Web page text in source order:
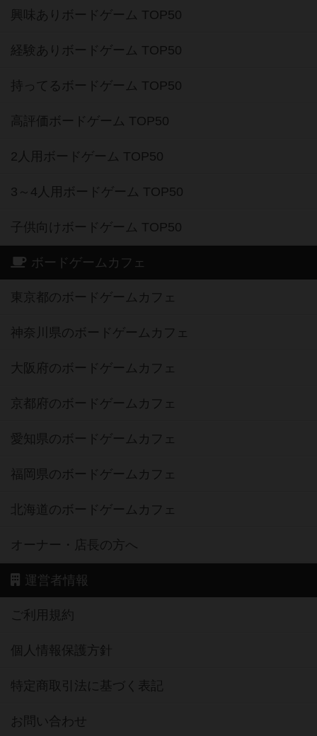
興味ありボードゲーム TOP50
経験ありボードゲーム TOP50
持ってるボードゲーム TOP50
高評価ボードゲーム TOP50
2人用ボードゲーム TOP50
3～4人用ボードゲーム TOP50
子供向けボードゲーム TOP50
ボードゲームカフェ
東京都のボードゲームカフェ
神奈川県のボードゲームカフェ
大阪府のボードゲームカフェ
京都府のボードゲームカフェ
愛知県のボードゲームカフェ
福岡県のボードゲームカフェ
北海道のボードゲームカフェ
オーナー・店長の方へ
運営者情報
ご利用規約
個人情報保護方針
特定商取引法に基づく表記
お問い合わせ